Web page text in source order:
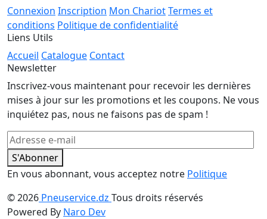
Connexion Inscription Mon ChariotTermes et
conditions Politique de confidentialité
Liens Utils
Accueil Catalogue Contact
Newsletter
Inscrivez-vous maintenant pour recevoir les dernières
mises à jour sur les promotions et les coupons. Ne vous
inquiétez pas, nous ne faisons pas de spam !
S'Abonner
En vous abonnant, vous acceptez notre Politique
© 2026 Pneuservice.dz Tous droits réservés
Powered By Naro Dev